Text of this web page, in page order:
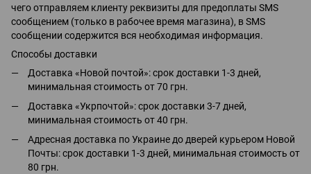
чего отправляем клиенту реквизиты для предоплаты SMS
сообщением (только в рабочее время магазина), в SMS
сообщении содержится вся необходимая информация.
Способы доставки
Доставка «Новой почтой»: срок доставки 1-3 дней,
минимальная стоимость от 70 грн.
Доставка «Укрпочтой»: срок доставки 3-7 дней,
минимальная стоимость от 40 грн.
Адресная доставка по Украине до дверей курьером Новой
Почты: срок доставки 1-3 дней, минимальная стоимость от
80 грн.